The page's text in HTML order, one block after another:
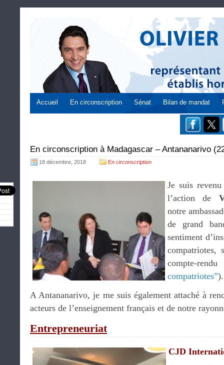
Accueil En circonscription Sénat Bilan de mandat
En circonscription à Madagascar – Antananarivo
18 décembre, 2018 En circonscription
Je suis
l’action de
notre
de grand
sentiment
compatriotes,
compte-
compatriotes”).
A Antananarivo, je me suis également attaché à
acteurs de l’enseignement français et de notre
Entrepreneuriat
CJD